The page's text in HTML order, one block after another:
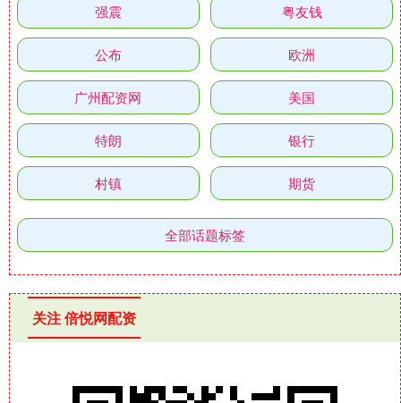
强震 粤友钱
公布 欧洲
广州配资网 美国
特朗 银行
村镇 期货
全部话题标签
关注 倍悦网配资